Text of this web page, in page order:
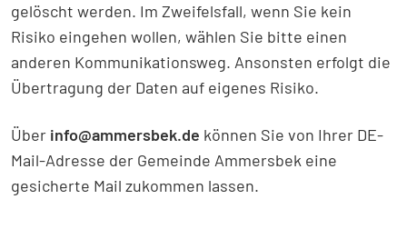
gelöscht werden. Im Zweifelsfall, wenn Sie kein
Risiko eingehen wollen, wählen Sie bitte einen
anderen Kommunikationsweg. Ansonsten erfolgt die
Übertragung der Daten auf eigenes Risiko.
Über info@ammersbek.de können Sie von Ihrer DE-
Mail-Adresse der Gemeinde Ammersbek eine
gesicherte Mail zukommen lassen.